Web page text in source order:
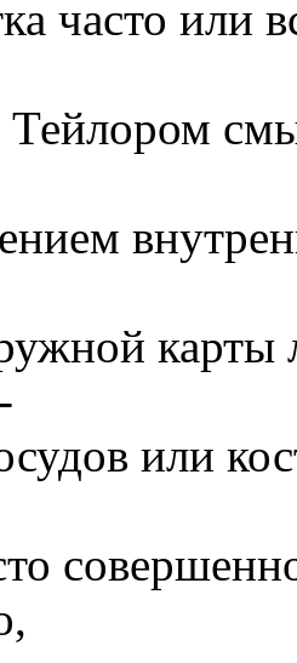
часто или
Тейлором
или